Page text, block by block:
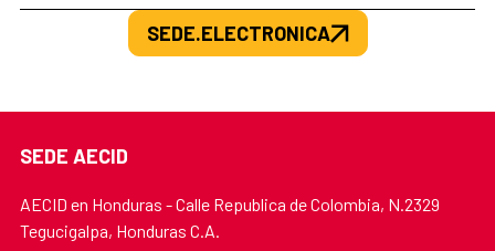
SEDE.ELECTRONICA
SEDE AECID
AECID en Honduras - Calle Republica de Colombia, N.2329
Tegucigalpa, Honduras C.A.